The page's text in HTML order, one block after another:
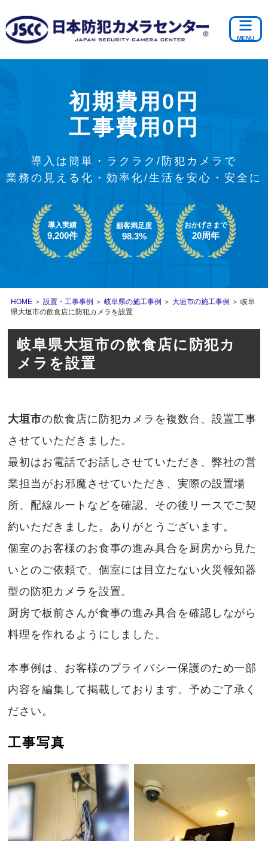
初期費用0円
工事費用0円
導入は簡単・ラクラク/防犯カメラで
業務の見える化・効率化/生活を安心・安全に
導入実績
9,200件
顧客満足度
98.3%
おかげさまで
20周年
HOME ＞設置・工事事例 ＞岐阜県の施工事例 ＞大垣市の施工事例 ＞ 岐阜
県大垣市の飲食店に防犯カメラを設置
岐阜県大垣市の飲食店に防犯カ
メラを設置
大垣市の飲食店に防犯カメラを複数台、設置工事
させていただきました。
最初はお電話でお話しさせていただき、弊社の営
業担当がお邪魔させていただき、実際の設置場
所、配線ルートなどを確認、その後リースでご契
約いただきました。ありがとうございます。
個室のお客様のお食事の進み具合を厨房から見た
いとのご依頼で、個室には目立たない火災報知器
型の防犯カメラを設置。
厨房で板前さんが食事の進み具合を確認しながら
料理を作れるようにしました。
本事例は、お客様のプライバシー保護のため一部
内容を編集して掲載しております。予めご了承く
ださい。
工事写真